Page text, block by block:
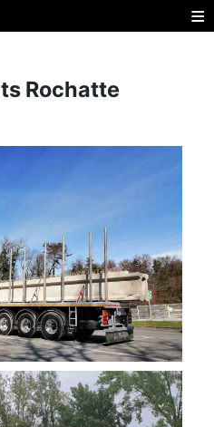
≡
Rochatte